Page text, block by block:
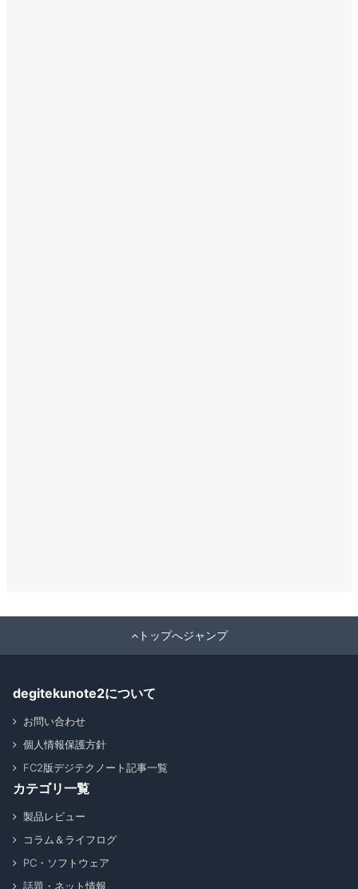
トップへジャンプ
degitekunote2について
お問い合わせ
個人情報保護方針
FC2版デジテクノート記事一覧
カテゴリ一覧
製品レビュー
コラム＆ライフログ
PC・ソフトウェア
話題・ネット情報